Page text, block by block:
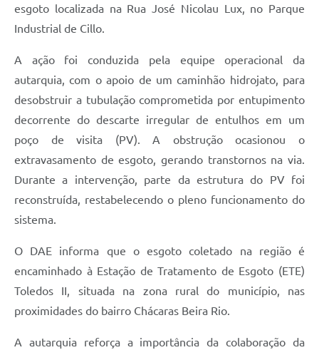
Galeria de Fotos
Legislação
Links
Enquete
Jornal
Plano Municipal de Segurança Pública
Plano de Contratações Anuais
esgoto localizada na Rua José Nicolau Lux, no Parque
Industrial de Cillo.
A ação foi conduzida pela equipe operacional da
autarquia, com o apoio de um caminhão hidrojato, para
desobstruir a tubulação comprometida por entupimento
decorrente do descarte irregular de entulhos em um
poço de visita (PV). A obstrução ocasionou o
extravasamento de esgoto, gerando transtornos na via.
Durante a intervenção, parte da estrutura do PV foi
reconstruída, restabelecendo o pleno funcionamento do
sistema.
O DAE informa que o esgoto coletado na região é
encaminhado à Estação de Tratamento de Esgoto (ETE)
Toledos II, situada na zona rural do município, nas
proximidades do bairro Chácaras Beira Rio.
A autarquia reforça a importância da colaboração da